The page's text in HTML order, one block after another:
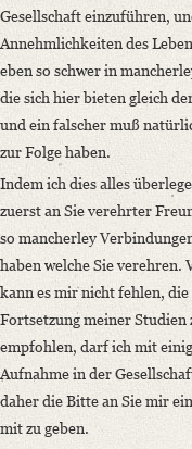
Gesellschaft einzuführen,
Annehmlichkeiten des
eben so schwer in
die sich hier bieten gleich
und ein falscher muß
zur Folge haben.
Indem ich dies alles
zuerst an Sie verehrter
so mancherley
haben welche Sie verehren.
kann es mir nicht fehlen,
Fortsetzung meiner Studien
empfohlen, darf ich mit
Aufnahme in der
daher die Bitte an Sie mir
mit zu geben.